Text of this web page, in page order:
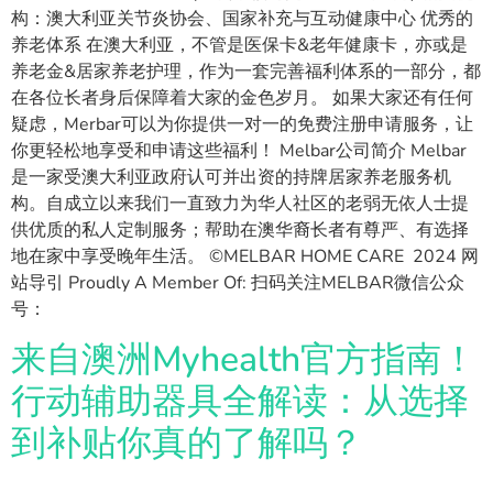
构：澳大利亚关节炎协会、国家补充与互动健康中心 优秀的
养老体系 在澳大利亚，不管是医保卡&老年健康卡，亦或是
养老金&居家养老护理，作为一套完善福利体系的一部分，都
在各位长者身后保障着大家的金色岁月。 如果大家还有任何
疑虑，Merbar可以为你提供一对一的免费注册申请服务，让
你更轻松地享受和申请这些福利！ Melbar公司简介 Melbar
是一家受澳大利亚政府认可并出资的持牌居家养老服务机
构。自成立以来我们一直致力为华人社区的老弱无依人士提
供优质的私人定制服务；帮助在澳华裔长者有尊严、有选择
地在家中享受晚年生活。 ©MELBAR HOME CARE 2024 网
站导引 Proudly A Member Of: 扫码关注MELBAR微信公众
号：
来自澳洲Myhealth官方指南！
行动辅助器具全解读：从选择
到补贴你真的了解吗？